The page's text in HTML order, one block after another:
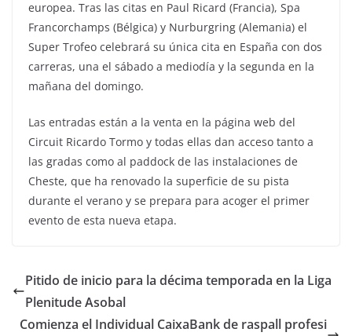
europea. Tras las citas en Paul Ricard (Francia), Spa
Francorchamps (Bélgica) y Nurburgring (Alemania) el
Super Trofeo celebrará su única cita en España con dos
carreras, una el sábado a mediodía y la segunda en la
mañana del domingo.
Las entradas están a la venta en la página web del
Circuit Ricardo Tormo y todas ellas dan acceso tanto a
las gradas como al paddock de las instalaciones de
Cheste, que ha renovado la superficie de su pista
durante el verano y se prepara para acoger el primer
evento de esta nueva etapa.
Pitido de inicio para la décima temporada en la Liga
Plenitude Asobal
Comienza el Individual CaixaBank de raspall profesi